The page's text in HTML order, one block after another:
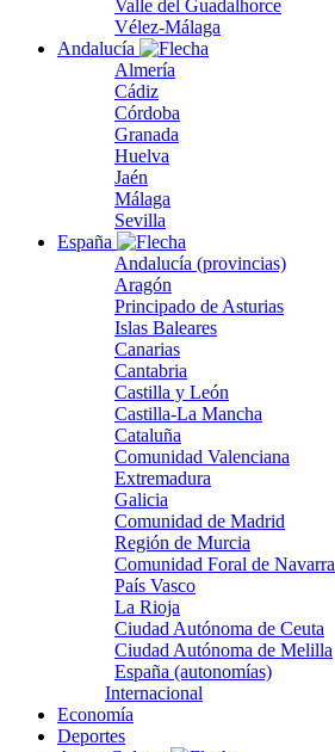
Valle del Guadalhorce
Vélez-Málaga
Andalucía
Almería
Cádiz
Córdoba
Granada
Huelva
Jaén
Málaga
Sevilla
España
Andalucía (provincias)
Aragón
Principado de Asturias
Islas Baleares
Canarias
Cantabria
Castilla y León
Castilla-La Mancha
Cataluña
Comunidad Valenciana
Extremadura
Galicia
Comunidad de Madrid
Región de Murcia
Comunidad Foral de Navarra
País Vasco
La Rioja
Ciudad Autónoma de Ceuta
Ciudad Autónoma de Melilla
España (autonomías)
Internacional
Economía
Deportes